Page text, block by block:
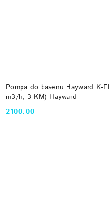
Pompa do basenu Hayward K-
m3/h, 3 KM) Hayward
Cena:
2100.00